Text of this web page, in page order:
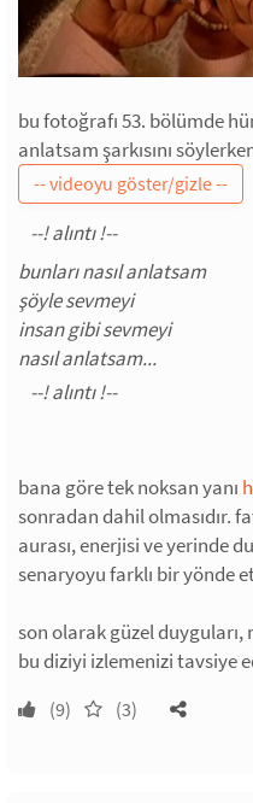
bu fotoğrafı 53. bölümde
anlatsam şarkısını
bunları nasıl anlatsam
şöyle sevmeyi
insan gibi sevmeyi
nasıl anlatsam...
bana göre tek noksan yanı
sonradan dahil olmasıdır.
aurası, enerjisi ve yerinde
senaryoyu farklı bir yönde
son olarak güzel
bu diziyi izlemenizi tavsiye
(9) (3)